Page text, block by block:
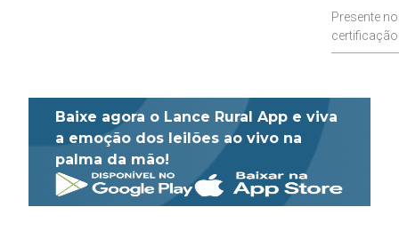
Presente
Baixe agora o Lance Rural App e viva
a emoção dos leilões ao vivo na
palma da mão!